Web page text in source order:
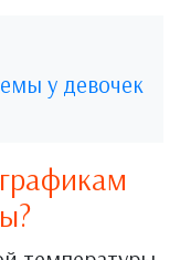
у девочек